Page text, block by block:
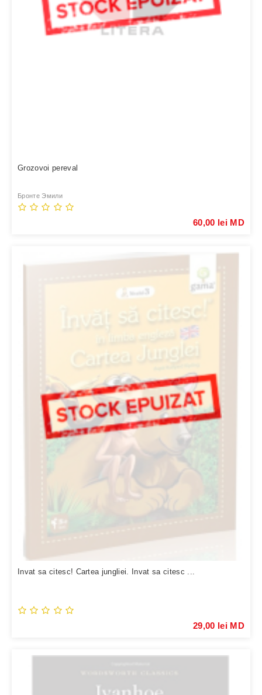
Grozovoi pereval
Бронте Эмили
60,00 lei MD
Invat sa citesc! Cartea jungliei. Invat sa citesc ...
29,00 lei MD